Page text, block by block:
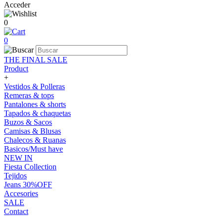
Acceder
0
0
THE FINAL SALE
Product
+
Vestidos & Polleras
Remeras & tops
Pantalones & shorts
Tapados & chaquetas
Buzos & Sacos
Camisas & Blusas
Chalecos & Ruanas
Basicos/Must have
NEW IN
Fiesta Collection
Tejidos
Jeans 30%OFF
Accesories
SALE
Contact